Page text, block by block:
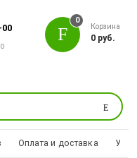
00
Поиск
0
Корзина
0 руб.
Оплата и доставка